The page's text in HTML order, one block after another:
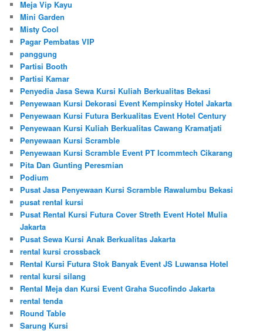
Meja Vip Kayu
Mini Garden
Misty Cool
Pagar Pembatas VIP
panggung
Partisi Booth
Partisi Kamar
Penyedia Jasa Sewa Kursi Kuliah Berkualitas Bekasi
Penyewaan Kursi Dekorasi Event Kempinsky Hotel Jakarta
Penyewaan Kursi Futura Berkualitas Event Hotel Century
Penyewaan Kursi Kuliah Berkualitas Cawang Kramatjati
Penyewaan Kursi Scramble
Penyewaan Kursi Scramble Event PT Icommtech Cikarang
Pita Dan Gunting Peresmian
Podium
Pusat Jasa Penyewaan Kursi Scramble Rawalumbu Bekasi
pusat rental kursi
Pusat Rental Kursi Futura Cover Streth Event Hotel Mulia
Jakarta
Pusat Sewa Kursi Anak Berkualitas Jakarta
rental kursi crossback
Rental Kursi Futura Stok Banyak Event JS Luwansa Hotel
rental kursi silang
Rental Meja dan Kursi Event Graha Sucofindo Jakarta
rental tenda
Round Table
Sarung Kursi